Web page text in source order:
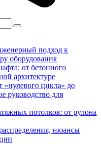
подход к
оборудования
от бетонного
архитектуре
«нулевого цикла» до
руководство для
потолков: от рулона
нюансы